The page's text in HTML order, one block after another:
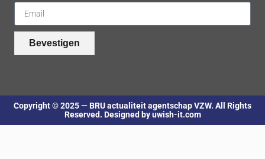
Bevestigen
Copyright © 2025 — BRU actualiteit agentschap VZW. All Rights
Reserved. Designed by uwish-it.com